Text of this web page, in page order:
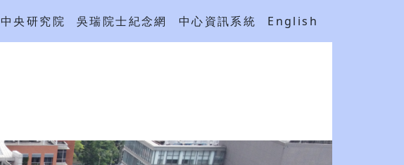
中央研究院 吳瑞院士紀念網 中心資訊系統 English